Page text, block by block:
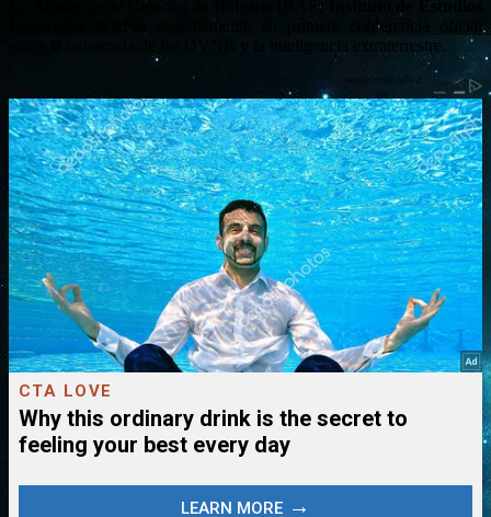
La Academia de Ciencias de Bulgaria (BAS)
celebró recientemente su primera conferencia oficial
sobre la existencia de los OVNIs y la inteligencia extraterrestre.